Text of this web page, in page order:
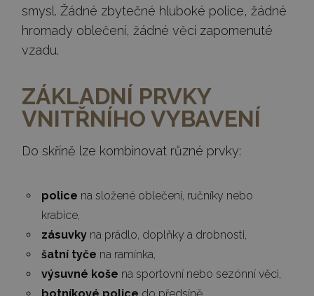
smysl. Žádné zbytečné hluboké police, žádné
hromady oblečení, žádné věci zapomenuté
vzadu.
ZÁKLADNÍ PRVKY
VNITŘNÍHO VYBAVENÍ
Do skříně lze kombinovat různé prvky:
police na složené oblečení, ručníky nebo
krabice,
zásuvky na prádlo, doplňky a drobnosti,
šatní tyče na ramínka,
výsuvné koše na sportovní nebo sezónní věci,